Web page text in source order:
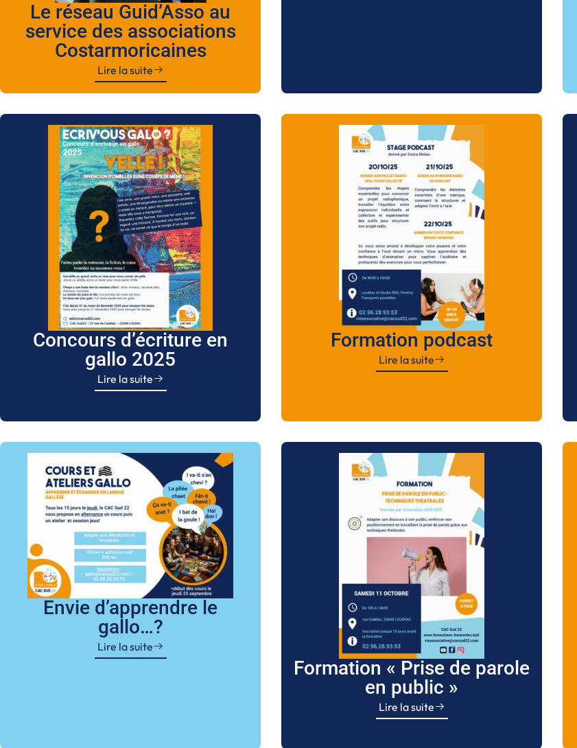
Le réseau Guid’Asso au
service des associations
Costarmoricaines
Lire la suite
Concours d’écriture en
gallo 2025
Lire la suite
Formation podcast
Lire la suite
Envie d’apprendre le
gallo…?
Lire la suite
Formation « Prise de parole
en public »
Lire la suite